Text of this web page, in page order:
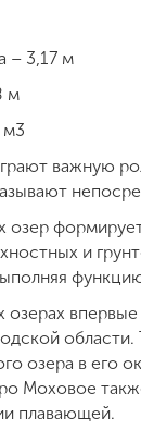
– 3,17 м
м
м3
важную
озер
и
озера в его
Моховое
плавающей.